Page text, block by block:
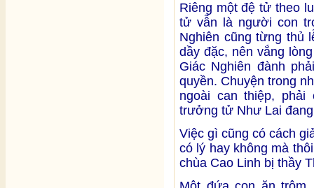
Riêng một đệ tử theo
tử vẫn là người con
Nghiên cũng từng thủ
dầy đặc, nên vắng
Giác Nghiên đành
quyền. Chuyện trong
ngoài can thiệp,
trưởng tử Như Lai
Việc gì cũng có cách
có lý hay không mà
chùa Cao Linh bị thầy